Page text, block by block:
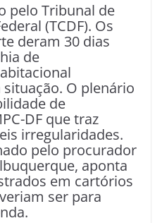
pelo Tribunal de
(TCDF). Os
deram 30 dias
de
O plenário
de
DF que traz
irregularidades.
pelo procurador
aponta
em cartórios
ser para